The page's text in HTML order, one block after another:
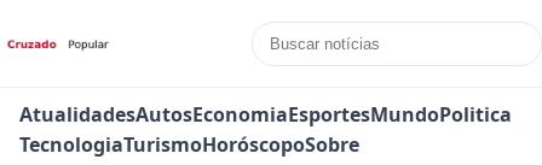
AtualidadesAutosEconomiaEsportesMundoPolitica
TecnologiaTurismoHoróscopoSobre